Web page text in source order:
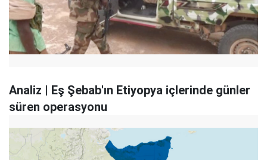
Analiz | Eş Şebab'ın Etiyopya içlerinde günler
süren operasyonu